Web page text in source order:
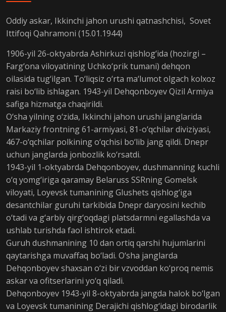
Oddiy askar, Ikkinchi jahon urushi qatnashchisi, Sovet
Ittifoqi Qahramoni (15.01.1944)
1906-yil 26-oktyabrda Ashirkuzi qishlog‘ida (hozirgi –
Farg‘ona viloyatining Uchko‘prik tumani) dehqon
oilasida tug‘ilgan. To‘liqsiz o‘rta ma‘lumot olgach kolxoz
raisi bo‘lib ishlagan. 1943-yil Dehqonboyev Qizil Armiya
safiga hizmatga chaqirildi.
O‘sha yilning o‘zida, Ikkinchi jahon urushi janglarida
Markaziy frontning 61-armiyasi, 81-o‘qchilar diviziyasi,
467-o‘qchilar polkining o‘qchisi bo‘lib jang qildi. Dnepr
uchun janglarda jonbozlik ko‘rsatdi.
1943-yil 1-oktyabrda Dehqonboyev, dushmanning kuchli
o‘q yomg‘iriga qaramay Belaruss SSRning Gomelsk
viloyati, Loyevsk tumanining Glushets qishlog‘iga
desantchilar guruhi tarkibida Dnepr daryosini kechib
o‘tadi va g‘arbiy qirg‘oqdagi platsdarmni egallashda va
ushlab turishda faol ishtirok etadi.
Guruh dushmanining 10 dan ortiq qarshi hujumlarini
qaytarishga muvaffaq bo‘ladi. O‘sha janglarda
Dehqonboyev shaxsan o‘zi bir vzvoddan ko‘proq nemis
askar va ofitserlarini yo‘q qiladi.
Dehqonboyev 1943-yil 8-oktyabrda jangda halok bo‘lgan
va Loyevsk tumanining Derajichi qishlog‘idagi birodarlik